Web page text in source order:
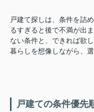
戸建て探しは、条件を詰
るすぎると後で不満が出
ない条件と、できれば欲
暮らしを想像しながら、
戸建ての条件優先